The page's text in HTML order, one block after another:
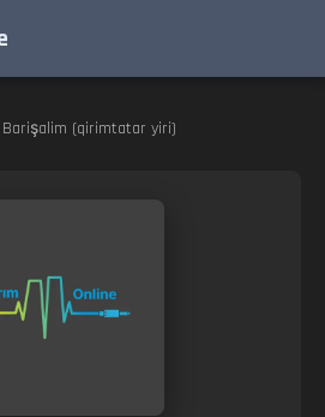
Barişalim (qirimtatar yiri)